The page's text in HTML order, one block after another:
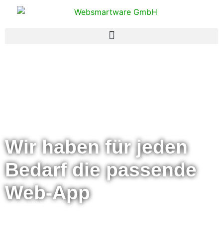
Wir haben für jeden
Bedarf die passende
Web-App